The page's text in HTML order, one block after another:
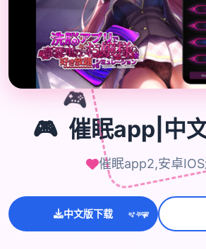
🎮
🎮 催眠app|中
催眠app2,安卓
中文版下载 ✨⭐💫